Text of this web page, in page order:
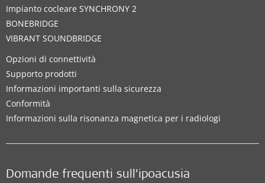
Impianto cocleare SYNCHRONY 2
BONEBRIDGE
VIBRANT SOUNDBRIDGE
Opzioni di connettività
Supporto prodotti
Informazioni importanti sulla sicurezza
Conformità
Informazioni sulla risonanza magnetica per i radiologi
Domande frequenti sull’ipoacusia